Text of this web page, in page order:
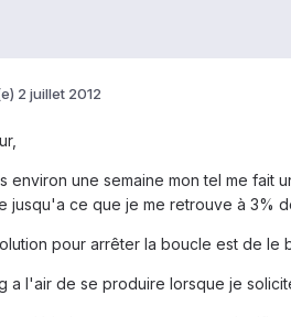
2 juillet 2012
environ une semaine mon tel me fait
jusqu'a ce que je me retrouve à 3%
pour arrêter la boucle est de le
a l'air de se produire lorsque je